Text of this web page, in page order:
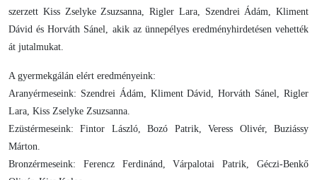
szerzett Kiss Zselyke Zsuzsanna, Rigler Lara, Szendrei Ádám, Kliment
Dávid és Horváth Sánel, akik az ünnepélyes eredményhirdetésen vehették
át jutalmukat.
A gyermekgálán elért eredményeink:
Aranyérmeseink: Szendrei Ádám, Kliment Dávid, Horváth Sánel, Rigler
Lara, Kiss Zselyke Zsuzsanna.
Ezüstérmeseink: Fintor László, Bozó Patrik, Veress Olivér, Buziássy
Márton.
Bronzérmeseink: Ferencz Ferdinánd, Várpalotai Patrik, Géczi-Benkő